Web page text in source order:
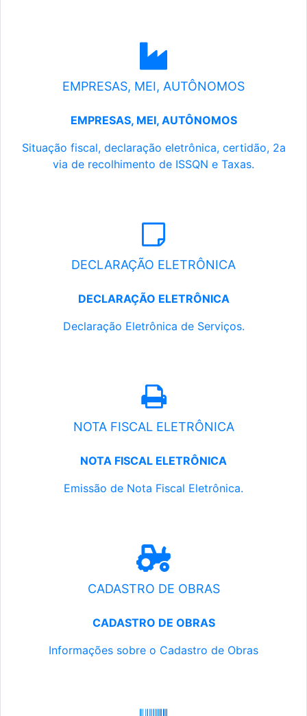
EMPRESAS, MEI, AUTÔNOMOS
EMPRESAS, MEI, AUTÔNOMOS
Situação fiscal, declaração eletrônica, certidão, 2a
via de recolhimento de ISSQN e Taxas.
DECLARAÇÃO ELETRÔNICA
DECLARAÇÃO ELETRÔNICA
Declaração Eletrônica de Serviços.
NOTA FISCAL ELETRÔNICA
NOTA FISCAL ELETRÔNICA
Emissão de Nota Fiscal Eletrônica.
CADASTRO DE OBRAS
CADASTRO DE OBRAS
Informações sobre o Cadastro de Obras